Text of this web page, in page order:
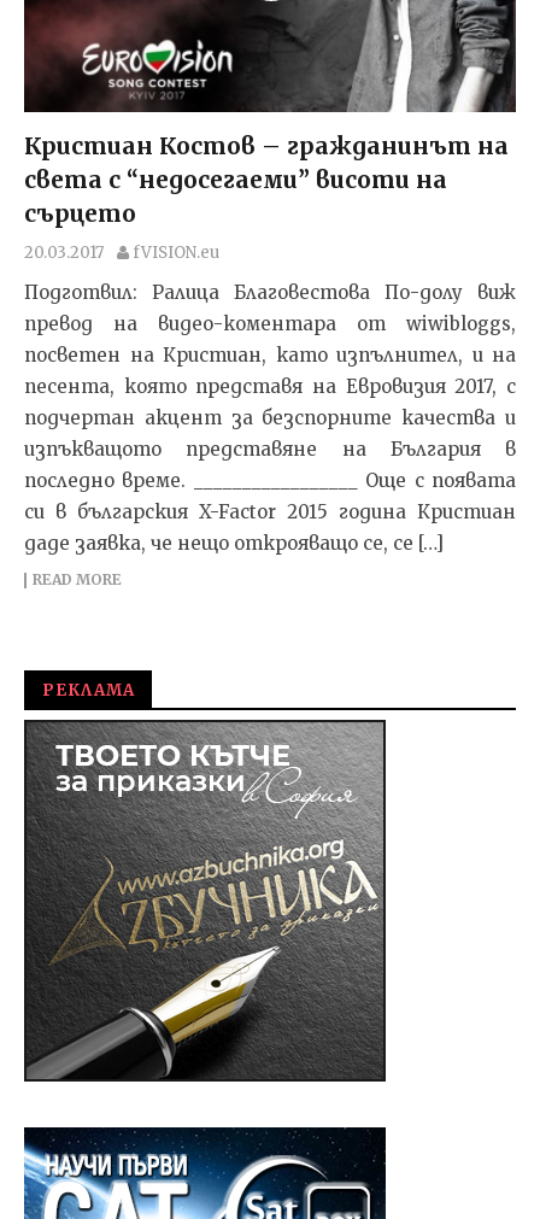
Кристиан Костов – гражданинът на
света с “недосегаеми” висоти на
сърцето
20.03.2017 fVISION.eu
Подготвил: Ралица Благовестова По-долу виж
превод на видео-коментара от wiwibloggs,
посветен на Кристиан, като изпълнител, и на
песента, която представя на Евровизия 2017, с
подчертан акцент за безспорните качества и
изпъкващото представяне на България в
последно време. _________________ Oще с появата
си в българския X-Factor 2015 година Кристиан
даде заявка, че нещо открояващо се, се […]
READ MORE
РЕКЛАМА